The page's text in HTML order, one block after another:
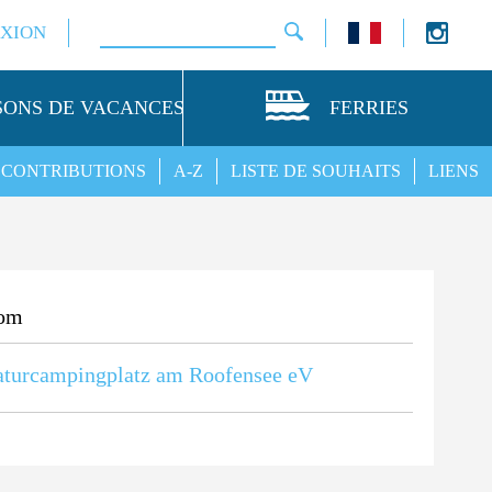
DE VACANCES FERRIES
LIENS
LISTE DE SOUHAITS
A-Z
CONTRIBUTIONS
am Roofensee eV